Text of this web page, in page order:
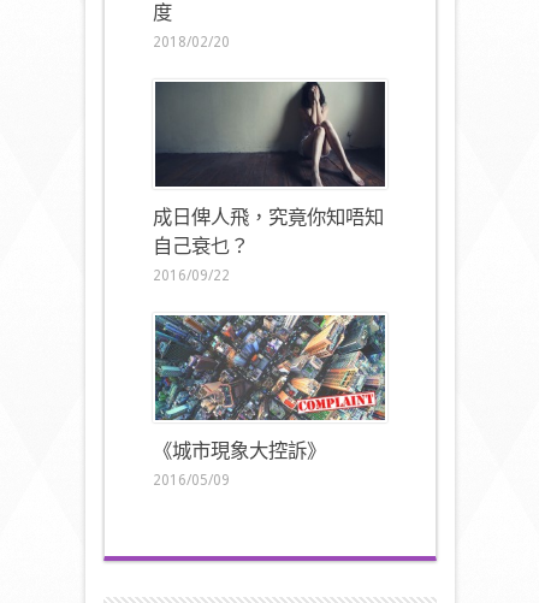
度
2018/02/20
成日俾人飛，究竟你知唔知
自己衰乜？
2016/09/22
《城市現象大控訴》
2016/05/09